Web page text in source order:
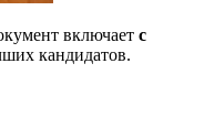
включает с
кандидатов.